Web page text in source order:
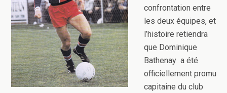
confrontation entre
les deux équipes, et
l’histoire retiendra
que Dominique
Bathenay a été
officiellement promu
capitaine du club